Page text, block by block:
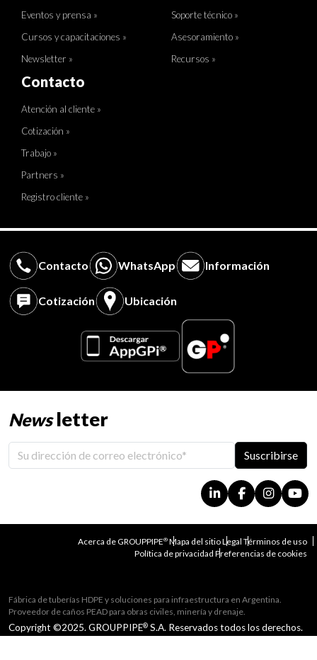
Eventos y prensa »
Cursos y capacitaciones »
Newsletter »
Soporte técnico »
Asesoramiento »
Recursos »
Contacto
Atención al cliente »
Cotización »
Trabajo »
Partners »
Registro cliente »
Contacto WhatsApp Información
Cotización Ubicación
Newsletter
Suscribirse
Acerca de GROUPPIPE® Mapa del sitioLegal Términos de uso
Política de privacidad Preferencias de cookies
Fábrica de tuberías HDPE y soluciones para infraestructura en Argentina.
Proveedor de caños PEAD para obras civiles, minería y drenaje.
Copyright ©2025. GROUPPIPE® S.A. Reservados todos los derechos.